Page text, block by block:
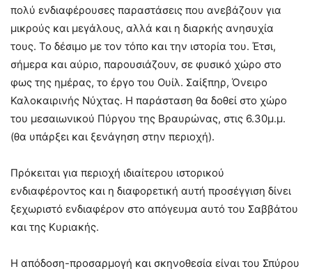
πολύ ενδιαφέρουσες παραστάσεις που ανεβάζουν για
μικρούς και μεγάλους, αλλά και η διαρκής ανησυχία
τους. Το δέσιμο με τον τόπο και την ιστορία του. Έτσι,
σήμερα και αύριο, παρουσιάζουν, σε φυσικό χώρο στο
φως της ημέρας, το έργο του Ουίλ. Σαίξπηρ, Όνειρο
Καλοκαιρινής Νύχτας. Η παράσταση θα δοθεί στο χώρο
του μεσαιωνικού Πύργου της Βραυρώνας, στις 6.30μ.μ.
(θα υπάρξει και ξενάγηση στην περιοχή).
Πρόκειται για περιοχή ιδιαίτερου ιστορικού
ενδιαφέροντος και η διαφορετική αυτή προσέγγιση δίνει
ξεχωριστό ενδιαφέρον στο απόγευμα αυτό του Σαββάτου
και της Κυριακής.
Η απόδοση-προσαρμογή και σκηνοθεσία είναι του Σπύρου